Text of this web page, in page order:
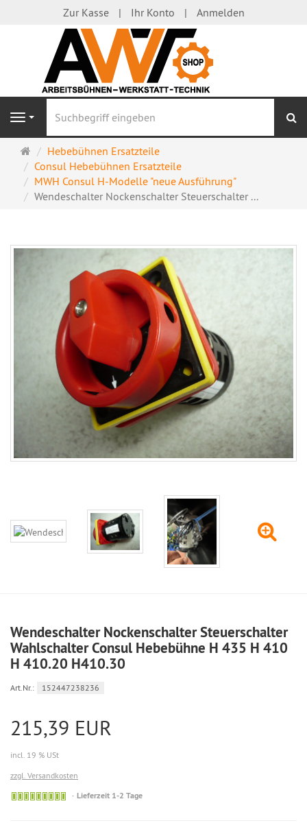
Zur Kasse Ihr Konto Anmelden
Navigation
Startseite
Hebebühnen Ersatzteile
Consul Hebebühnen Ersatzteile
MWH Consul H-Modelle "neue Ausführung"
Wendeschalter Nockenschalter Steuerschalter ...
Wendeschalter Nockenschalter Steuerschalter
Wahlschalter Consul Hebebühne H 435 H 410
H 410.20 H410.30
Art.Nr.: 152447238236
215,39 EUR
incl. 19 % USt
zzgl. Versandkosten
Sofort
Lieferzeit 1-2 Tage